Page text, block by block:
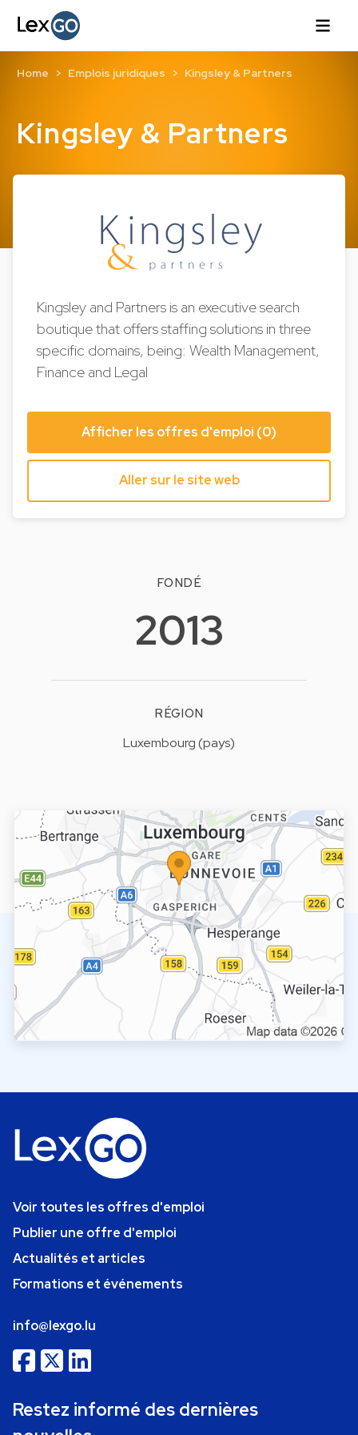
Kingsley & Partners
Home Emplois juridiques Kingsley & Partners
Kingsley and Partners is an executive search
boutique that offers staffing solutions in three
specific domains, being: Wealth Management,
Finance and Legal
Afficher les offres d'emploi (0)
Aller sur le site web
FONDÉ
2013
RÉGION
Luxembourg (pays)
Voir toutes les offres d'emploi
Publier une offre d'emploi
Actualités et articles
Formations et événements
info@lexgo.lu
Restez informé des dernières